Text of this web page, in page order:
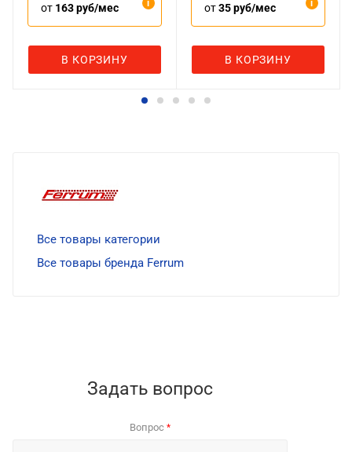
от 163 руб/мес
В КОРЗИНУ
от35 руб/мес
В КОРЗИНУ
Все товары категории
Все товары бренда Ferrum
Задать вопрос
Вопрос *